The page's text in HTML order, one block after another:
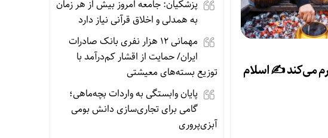
می‌کند ✍️ اسلام
پزشکیان: جامعه امروز بیش از هر زمان
به همدلی و اخلاق قرآنی نیاز دارد
مهمانی ۱۲ هزار نفری بانک صادرات
ایران/ حمایت از اقشار کم‌درآمد با
توزیع بسته‌های معیشتی
پایان وابستگی به واردات بچه‌ماهی؛
گامی برای تجاری‌سازی دانش بومی
آبزی‌پروری